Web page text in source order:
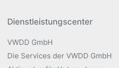
Dienstleistungscenter
VWDD GmbH
Die Services der VWDD GmbH